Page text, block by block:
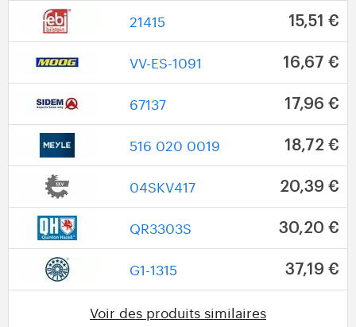
21415 15,51 €
VV-ES-1091 16,67 €
67137 17,96 €
516 020 0019 18,72 €
04SKV417 20,39 €
QR3303S 30,20 €
G1-1315 37,19 €
Voir des produits similaires